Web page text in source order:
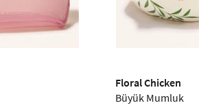
Floral Chicken
Büyük Mumluk